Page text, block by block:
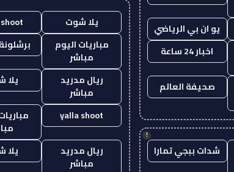
يو ان بي الرياضي
اخبار 24 ساعة
صحيفة العالم
!
شدات ببجي تمارا
يلا شوت
مباريات اليوم
مباشر
ريال مدريد
مباشر
يلا
yalla shoot
ريال مدريد
مباشر
يلا